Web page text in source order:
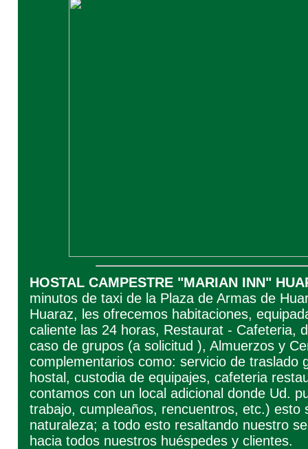
HOSTAL CAMPESTRE "MARIAN INN"
minutos de taxi de la Plaza de Armas de
Huaraz, les ofrecemos habitaciones,
caliente las 24 horas, Restaurat - Cafeteria,
caso de grupos (a solicitud ), Almuerzos y
complementarios como: servicio de traslado
hostal, custodia de equipajes, cafeteria
contamos con un local adicional donde Ud.
trabajo, cumpleaños, rencuentros, etc.)
naturaleza; a todo esto resaltando nuestro
hacia todos nuestros huéspedes y clientes.